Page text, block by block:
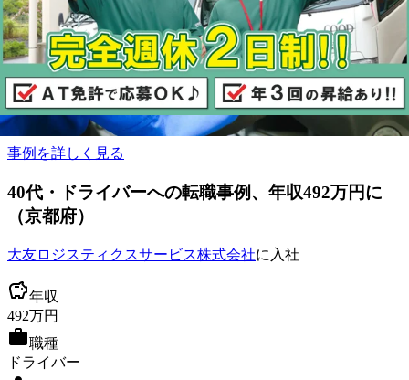
入社を決めた理由は？
労働条件
プレックスジョブを利用した感想
助かりました
事例を詳しく見る
40代 ・ドライバーへの転職事例 、年収492万円に
（京都府）
大友ロジスティクスサービス株式会社に入社
年収
492万円
職種
ドライバー